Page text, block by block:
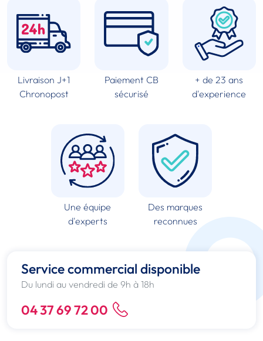
Livraison J+1
Chronopost
Paiement CB
sécurisé
+ de 23 ans
d'experience
Une équipe
d'experts
Des marques
reconnues
Service commercial disponible
Du lundi au vendredi de 9h à 18h
04 37 69 72 00